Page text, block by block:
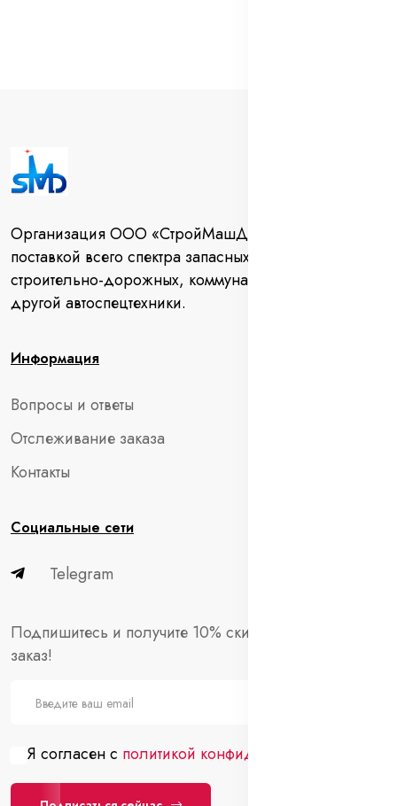
Организация ООО «СтройМашДеталь» занимается
поставкой всего спектра запасных частей для
строительно-дорожных, коммунальных машин и
другой автоспецтехники.
Информация
Вопросы и ответы
Отслеживание заказа
Контакты
Социальные сети
Telegram
Подпишитесь и получите 10% скидки на первый
заказ!
Я согласен с политикой конфиденциальности